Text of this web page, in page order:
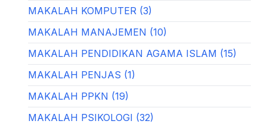
MAKALAH KOMPUTER (3)
MAKALAH MANAJEMEN (10)
MAKALAH PENDIDIKAN AGAMA ISLAM (15)
MAKALAH PENJAS (1)
MAKALAH PPKN (19)
MAKALAH PSIKOLOGI (32)